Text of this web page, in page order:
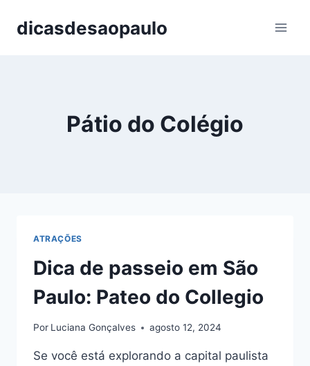
paradicasdesaopaulo
Pátio do Colégio
ATRAÇÕES
Dica de passeio em São
Paulo: Pateo do Collegio
Por Luciana Gonçalves agosto 12, 2024
Se você está explorando a capital paulista